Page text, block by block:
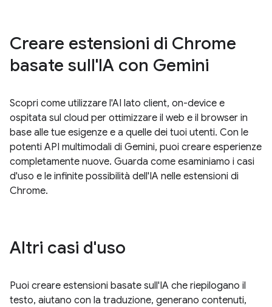
Creare estensioni di Chrome
basate sull'IA con Gemini
Scopri come utilizzare l'AI lato client, on-device e
ospitata sul cloud per ottimizzare il web e il browser in
base alle tue esigenze e a quelle dei tuoi utenti. Con le
potenti API multimodali di Gemini, puoi creare esperienze
completamente nuove. Guarda come esaminiamo i casi
d'uso e le infinite possibilità dell'IA nelle estensioni di
Chrome.
Altri casi d'uso
Puoi creare estensioni basate sull'IA che riepilogano il
testo, aiutano con la traduzione, generano contenuti,